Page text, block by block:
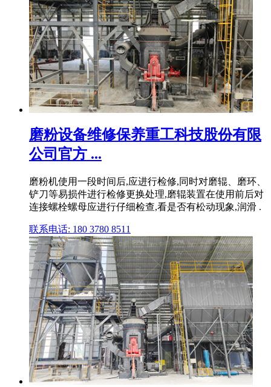
磨粉设备维修保养重工科技股份有限
公司官方 ...
磨粉机使用一段时间后,应进行检修,同时对磨辊、磨环、
铲刀等易损件进行检修更换处理,磨辊装置在使用前后对
连接螺栓螺母应进行仔细检查,看是否有松动现象,润滑 .
联系电话: 180 3780 8511